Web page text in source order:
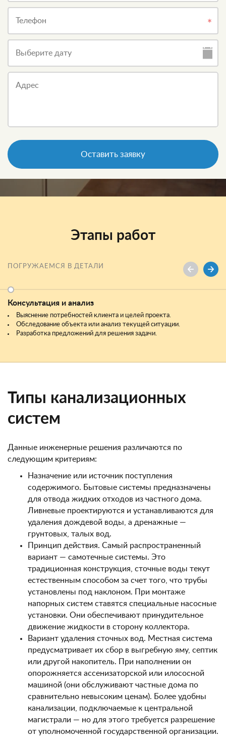
Телефон
Выберите дату
Адрес
Оставить заявку
Этапы работ
ПОГРУЖАЕМСЯ В ДЕТАЛИ
Консультация и анализ
Выяснение потребностей клиента и целей проекта.
Обследование объекта или анализ текущей ситуации.
Разработка предложений для решения задачи.
Типы канализационных
систем
Данные инженерные решения различаются по
следующим критериям:
Назначение или источник поступления
содержимого. Бытовые системы предназначены
для отвода жидких отходов из частного дома.
Ливневые проектируются и устанавливаются для
удаления дождевой воды, а дренажные —
грунтовых, талых вод.
Принцип действия. Самый распространенный
вариант — самотечные системы. Это
традиционная конструкция, сточные воды текут
естественным способом за счет того, что трубы
установлены под наклоном. При монтаже
напорных систем ставятся специальные насосные
установки. Они обеспечивают принудительное
движение жидкости в сторону коллектора.
Вариант удаления сточных вод. Местная система
предусматривает их сбор в выгребную яму, септик
или другой накопитель. При наполнении он
опорожняется ассенизаторской или илососной
машиной (они обслуживают частные дома по
сравнительно невысоким ценам). Более удобны
канализации, подключаемые к центральной
магистрали — но для этого требуется разрешение
от уполномоченной государственной организации.